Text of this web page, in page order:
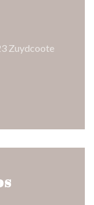
Zuydcoote((abre
numa nova
((abre numa